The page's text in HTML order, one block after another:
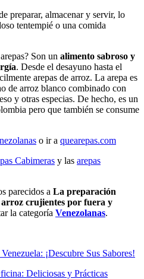
preparar, almacenar y servir, lo
tentempié o una comida
Son un alimento sabroso y
. Desde el desayuno hasta el
arepas de arroz. La arepa es
de arroz blanco combinado con
y otras especias. De hecho, es un
pero que también se consume
o ir a quearepas.com
Cabimeras y las arepas
parecidos a La preparación
crujientes por fuera y
la categoría Venezolanas.
¡Descubre Sus Sabores!
Deliciosas y Prácticas